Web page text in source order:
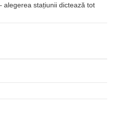
alegerea stațiunii dictează tot